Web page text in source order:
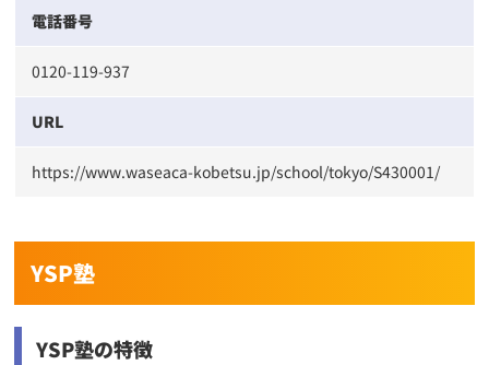
電話番号
0120-119-937
URL
https://www.waseaca-kobetsu.jp/school/tokyo/S430001/
YSP塾
YSP塾の特徴